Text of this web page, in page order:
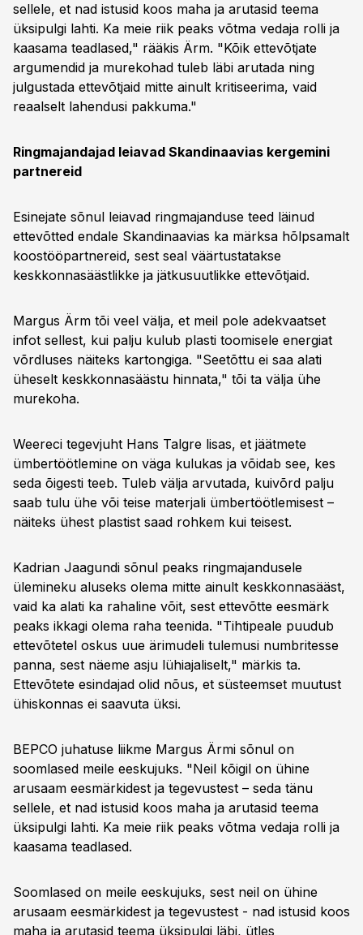
sellele, et nad istusid koos maha ja arutasid teema
üksipulgi lahti. Ka meie riik peaks võtma vedaja rolli ja
kaasama teadlased," rääkis Ärm. "Kõik ettevõtjate
argumendid ja murekohad tuleb läbi arutada ning
julgustada ettevõtjaid mitte ainult kritiseerima, vaid
reaalselt lahendusi pakkuma."
Ringmajandajad leiavad Skandinaavias kergemini
partnereid
Esinejate sõnul leiavad ringmajanduse teed läinud
ettevõtted endale Skandinaavias ka märksa hõlpsamalt
koostööpartnereid, sest seal väärtustatakse
keskkonnasäästlikke ja jätkusuutlikke ettevõtjaid.
Margus Ärm tõi veel välja, et meil pole adekvaatset
infot sellest, kui palju kulub plasti toomisele energiat
võrdluses näiteks kartongiga. "Seetõttu ei saa alati
üheselt keskkonnasäästu hinnata," tõi ta välja ühe
murekoha.
Weereci tegevjuht Hans Talgre lisas, et jäätmete
ümbertöötlemine on väga kulukas ja võidab see, kes
seda õigesti teeb. Tuleb välja arvutada, kuivõrd palju
saab tulu ühe või teise materjali ümbertöötlemisest –
näiteks ühest plastist saad rohkem kui teisest.
Kadrian Jaagundi sõnul peaks ringmajandusele
ülemineku aluseks olema mitte ainult keskkonnasääst,
vaid ka alati ka rahaline võit, sest ettevõtte eesmärk
peaks ikkagi olema raha teenida. "Tihtipeale puudub
ettevõtetel oskus uue ärimudeli tulemusi numbritesse
panna, sest näeme asju lühiajaliselt," märkis ta.
Ettevõtete esindajad olid nõus, et süsteemset muutust
ühiskonnas ei saavuta üksi.
BEPCO juhatuse liikme Margus Ärmi sõnul on
soomlased meile eeskujuks. "Neil kõigil on ühine
arusaam eesmärkidest ja tegevustest – seda tänu
sellele, et nad istusid koos maha ja arutasid teema
üksipulgi lahti. Ka meie riik peaks võtma vedaja rolli ja
kaasama teadlased.
Soomlased on meile eeskujuks, sest neil on ühine
arusaam eesmärkidest ja tegevustest - nad istusid koos
maha ja arutasid teema üksipulgi läbi, ütles